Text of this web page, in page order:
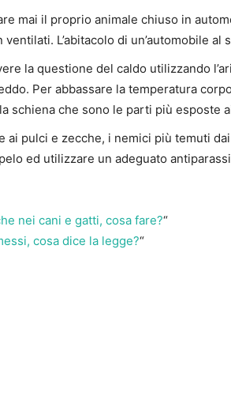
mai il proprio animale chiuso in
ventilati. L’abitacolo di un’automobile
la questione del caldo utilizzando
Per abbassare la temperatura
schiena che sono le parti più esposte
ai pulci e zecche, i nemici più temuti
ed utilizzare un adeguato
nei cani e gatti, cosa fare?“
cosa dice la legge?“